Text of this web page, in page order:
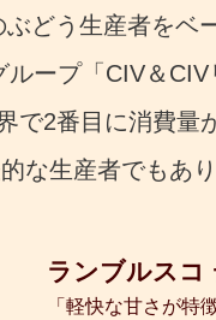
どう生産者をベ
ループ「CIV＆CIV
で2番目に消費量
な生産者でもあり
ランブルスコ
「軽快な甘さが特